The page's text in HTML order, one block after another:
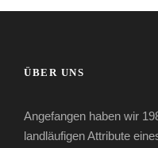
ÜBER UNS
Angefangen haben wir
landläufigen Attribute